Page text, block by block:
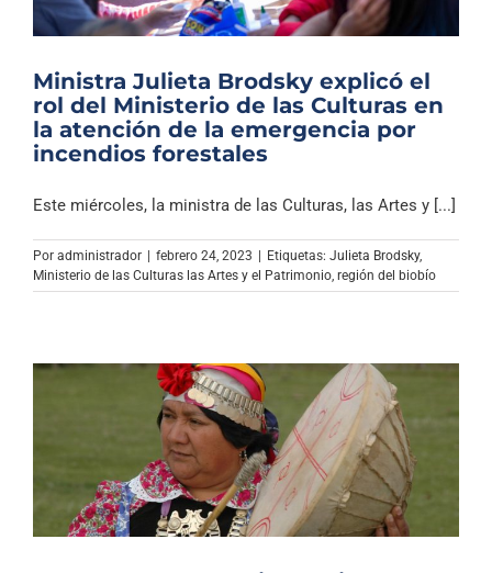
Ministra Julieta Brodsky explicó el
rol del Ministerio de las Culturas en
la atención de la emergencia por
incendios forestales
Este miércoles, la ministra de las Culturas, las Artes y [...]
Por administrador febrero 24, 2023 Etiquetas: Julieta Brodsky,
Ministerio de las Culturas las Artes y el Patrimonio, región del biobío